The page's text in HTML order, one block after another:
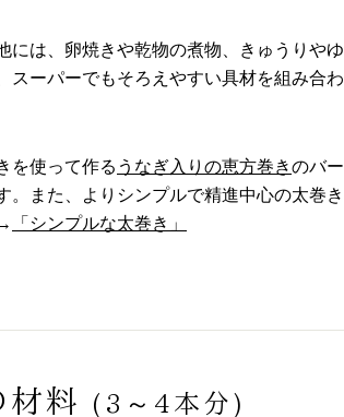
には、卵焼きや乾物の煮物、きゅうりやゆ
スーパーでもそろえやすい具材を組み合わ
を使って作る うなぎ入りの恵方巻きのバー
。また、よりシンプルで精進中心の太巻き
「シンプルな太巻き」
材料 (3～4本分)